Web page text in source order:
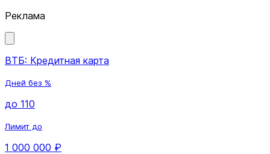
Реклама
ВТБ: Кредитная карта
Дней без %
до 110
Лимит до
1 000 000 ₽